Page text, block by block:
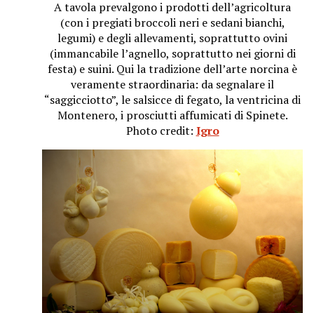
A tavola prevalgono i prodotti dell’agricoltura
(con i pregiati broccoli neri e sedani bianchi,
legumi) e degli allevamenti, soprattutto ovini
(immancabile l’agnello, soprattutto nei giorni di
festa) e suini. Qui la tradizione dell’arte norcina è
veramente straordinaria: da segnalare il
“saggicciotto”, le salsicce di fegato, la ventricina di
Montenero, i prosciutti affumicati di Spinete.
Photo credit: Igro